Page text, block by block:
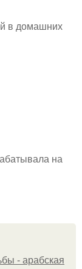
в домашних
на
- арабская